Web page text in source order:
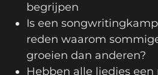
begrijpen
Is een
reden waarom
groeien dan anderen?
Hebben alle liedjes